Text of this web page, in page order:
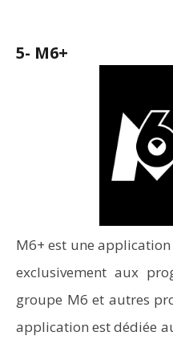
5- M6+
M6+ est une
exclusivement aux
groupe M6 et autres
application est dédiée